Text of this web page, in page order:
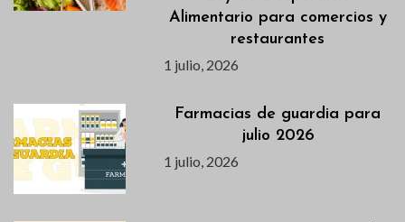
Alimentario para comercios y
restaurantes
1 julio, 2026
Farmacias de guardia para
julio 2026
1 julio, 2026